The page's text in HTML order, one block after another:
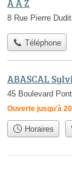
A A Z
8 Rue Pierre
Téléphone
ABASCAL
45 Boulevard
Ouverte jusqu'à
Horaires